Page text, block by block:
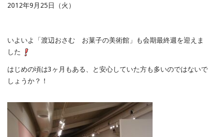
終
カ
ト
ダ
2012年9月25日（火）
いよいよ「渡辺おさむ お菓子の美術館」も会期最終週を迎えま
した
はじめの頃は3ヶ月もある、と安心していた方も多いのではないで
しょうか？！